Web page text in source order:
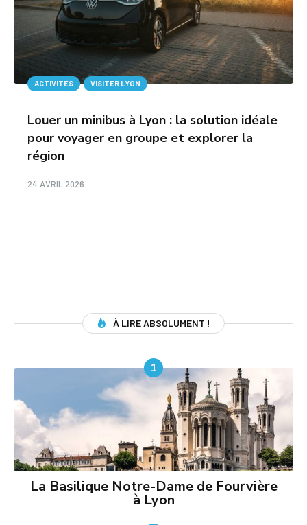
ACTIVITÉS VISITER LYON
Louer un minibus à Lyon : la solution idéale
pour voyager en groupe et explorer la
région
24 AVRIL 2026
À LIRE ABSOLUMENT !
1
La Basilique Notre-Dame de Fourvière
à Lyon